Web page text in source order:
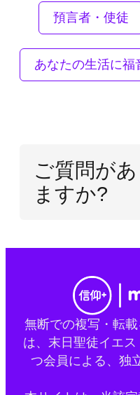
預言者・使徒
あなたの生活に福
ご質問があ
ますか?
無断での複写・転
は、末日聖徒イエ
つ会員による、独